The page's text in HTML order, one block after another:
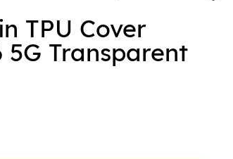
TPU Cover
5G Transparent